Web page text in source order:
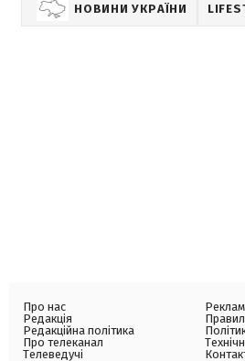
НОВИНИ УКРАЇНИ
Про нас
Редакція
Редакційна політика
Про телеканал
Телеведучі